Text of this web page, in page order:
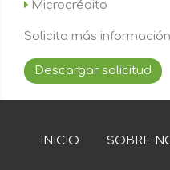
Microcrédito
Solicita más
Descargar solicitud
INICIO SOBRE